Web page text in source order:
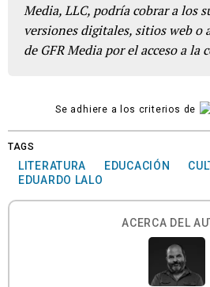
Media, LLC, podría cobrar a los
versiones digitales, sitios web o
de GFR Media por el acceso a la
Se adhiere a los criterios de
TAGS
LITERATURA EDUCACIÓN
EDUARDO LALO
ACERCA DEL